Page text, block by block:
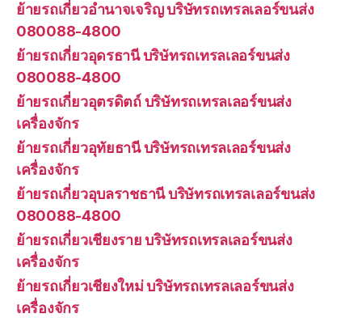
ย้ายรถเกี่ยวอำนาจเจริญ บริษัทรถเทรลเลอร์ขนส่ง
080088-4800
ย้ายรถเกี่ยวอุดรธานี บริษัทรถเทรลเลอร์ขนส่ง
080088-4800
ย้ายรถเกี่ยวอุตรดิตถ์ บริษัทรถเทรลเลอร์ขนส่ง
เครื่องจักร
ย้ายรถเกี่ยวอุทัยธานี บริษัทรถเทรลเลอร์ขนส่ง
เครื่องจักร
ย้ายรถเกี่ยวอุบลราชธานี บริษัทรถเทรลเลอร์ขนส่ง
080088-4800
ย้ายรถเกี่ยวเชียงราย บริษัทรถเทรลเลอร์ขนส่ง
เครื่องจักร
ย้ายรถเกี่ยวเชียงใหม่ บริษัทรถเทรลเลอร์ขนส่ง
เครื่องจักร